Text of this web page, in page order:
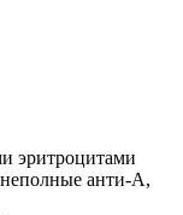
эритроцитами
анти-А,